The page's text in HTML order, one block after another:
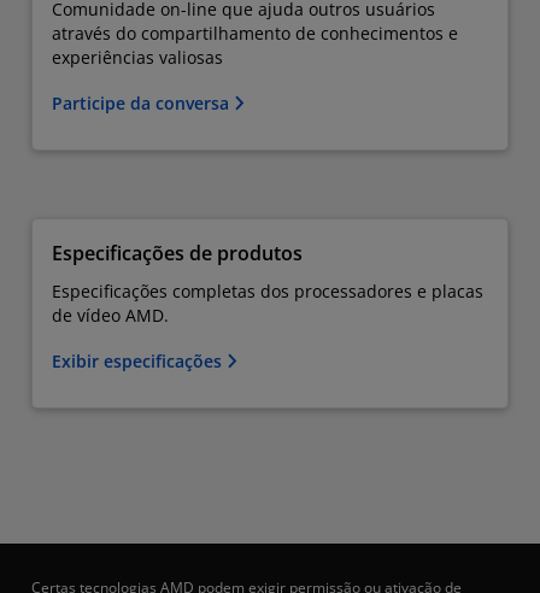
Comunidade on-line que ajuda outros usuários
através do compartilhamento de conhecimentos e
experiências valiosas
Participe da conversa
Especificações de produtos
Especificações completas dos processadores e placas
de vídeo AMD.
Exibir especificações
Certas tecnologias AMD podem exigir permissão ou ativação de